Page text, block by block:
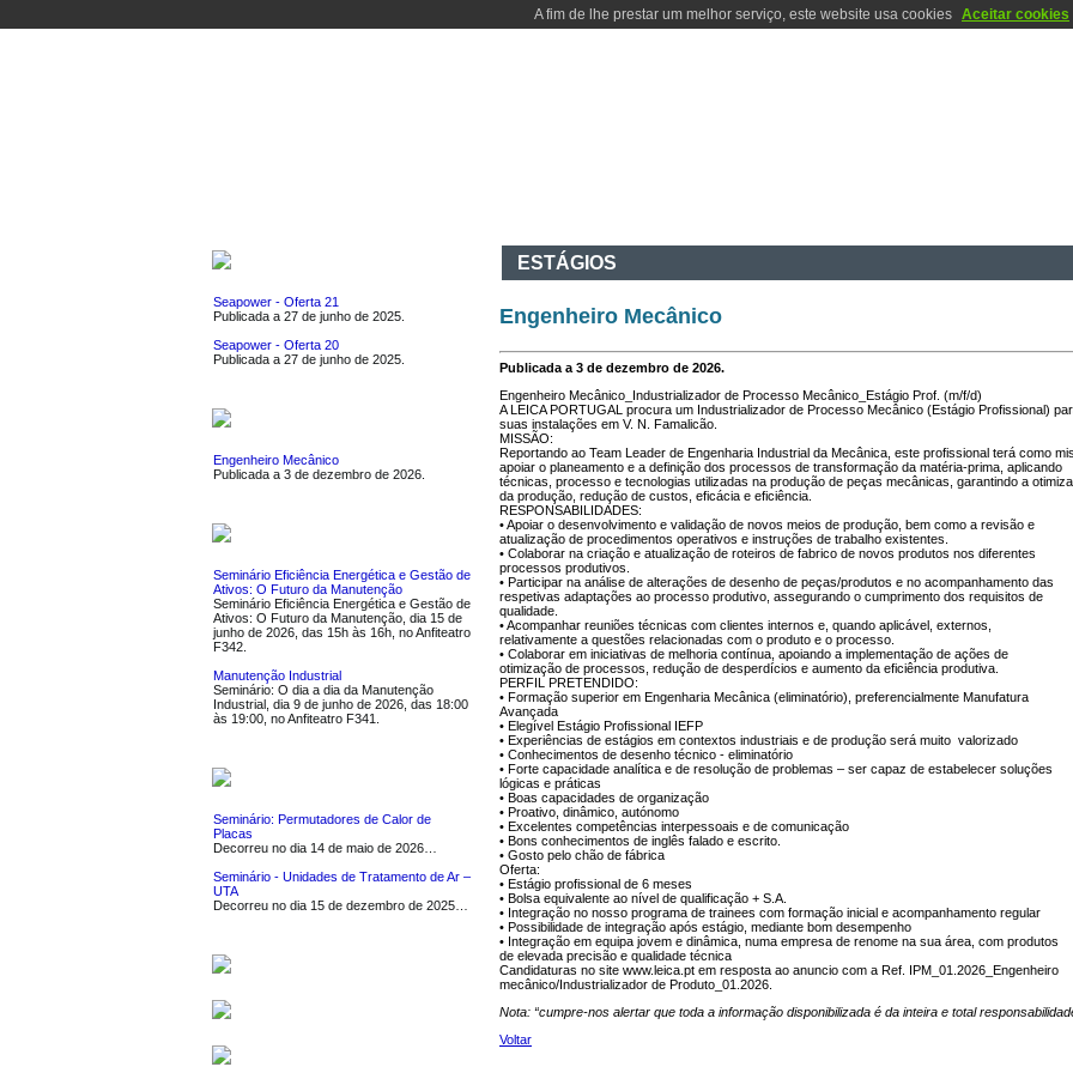
A fim de lhe prestar um melhor serviço, este website usa cookies Aceitar cookies
Seapower - Oferta 21
Publicada a 27 de junho de 2025.
Seapower - Oferta 20
Publicada a 27 de junho de 2025.
Engenheiro Mecânico
Publicada a 3 de dezembro de 2026.
Seminário Eficiência Energética e Gestão de
Ativos: O Futuro da Manutenção
Seminário Eficiência Energética e Gestão de
Ativos: O Futuro da Manutenção, dia 15 de
junho de 2026, das 15h às 16h, no Anfiteatro
F342.
Manutenção Industrial
Seminário: O dia a dia da Manutenção
Industrial, dia 9 de junho de 2026, das 18:00
às 19:00, no Anfiteatro F341.
Seminário: Permutadores de Calor de
Placas
Decorreu no dia 14 de maio de 2026…
Seminário - Unidades de Tratamento de Ar –
UTA
Decorreu no dia 15 de dezembro de 2025…
ESTÁGIOS
Engenheiro Mecânico
Publicada a 3 de dezembro de 2026.
Engenheiro Mecânico_Industrializador de Processo Mecânico_Estágio Prof. (m/f/d)
A LEICA PORTUGAL procura um Industrializador de Processo Mecânico (Estágio Profissional)
suas instalações em V. N. Famalicão.
MISSÃO:
Reportando ao Team Leader de Engenharia Industrial da Mecânica, este profissional terá como
apoiar o planeamento e a definição dos processos de transformação da matéria-prima, aplicando
técnicas, processo e tecnologias utilizadas na produção de peças mecânicas, garantindo a
da produção, redução de custos, eficácia e eficiência.
RESPONSABILIDADES:
• Apoiar o desenvolvimento e validação de novos meios de produção, bem como a revisão e
atualização de procedimentos operativos e instruções de trabalho existentes.
• Colaborar na criação e atualização de roteiros de fabrico de novos produtos nos diferentes
processos produtivos.
• Participar na análise de alterações de desenho de peças/produtos e no acompanhamento das
respetivas adaptações ao processo produtivo, assegurando o cumprimento dos requisitos de
qualidade.
• Acompanhar reuniões técnicas com clientes internos e, quando aplicável, externos,
relativamente a questões relacionadas com o produto e o processo.
• Colaborar em iniciativas de melhoria contínua, apoiando a implementação de ações de
otimização de processos, redução de desperdícios e aumento da eficiência produtiva.
PERFIL PRETENDIDO:
• Formação superior em Engenharia Mecânica (eliminatório), preferencialmente Manufatura
Avançada
• Elegível Estágio Profissional IEFP
• Experiências de estágios em contextos industriais e de produção será muito valorizado
• Conhecimentos de desenho técnico - eliminatório
• Forte capacidade analítica e de resolução de problemas – ser capaz de estabelecer soluções
lógicas e práticas
• Boas capacidades de organização
• Proativo, dinâmico, autónomo
• Excelentes competências interpessoais e de comunicação
• Bons conhecimentos de inglês falado e escrito.
• Gosto pelo chão de fábrica
Oferta:
• Estágio profissional de 6 meses
• Bolsa equivalente ao nível de qualificação + S.A.
• Integração no nosso programa de trainees com formação inicial e acompanhamento regular
• Possibilidade de integração após estágio, mediante bom desempenho
• Integração em equipa jovem e dinâmica, numa empresa de renome na sua área, com produtos
de elevada precisão e qualidade técnica
Candidaturas no site www.leica.pt em resposta ao anuncio com a Ref. IPM_01.2026_Engenheiro
mecânico/Industrializador de Produto_01.2026.
Nota: “cumpre-nos alertar que toda a informação disponibilizada é da inteira e total
Voltar